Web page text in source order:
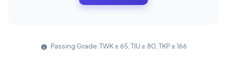
Passing Grade: TWK ≥ 65, TIU ≥ 80, TKP ≥ 166